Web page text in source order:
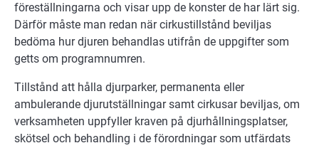
föreställningarna och visar upp de konster de har lärt sig.
Därför måste man redan när cirkustillstånd beviljas
bedöma hur djuren behandlas utifrån de uppgifter som
getts om programnumren.
Tillstånd att hålla djurparker, permanenta eller
ambulerande djurutställningar samt cirkusar beviljas, om
verksamheten uppfyller kraven på djurhållningsplatser,
skötsel och behandling i de förordningar som utfärdats